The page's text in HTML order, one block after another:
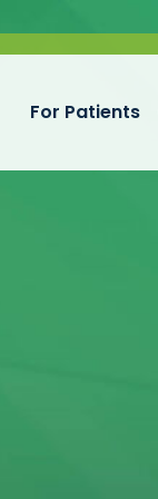
For Patients